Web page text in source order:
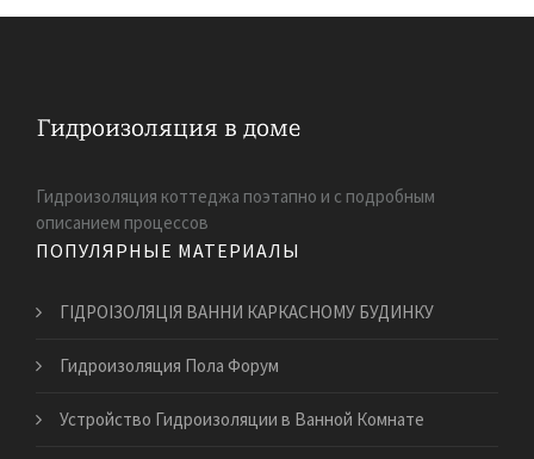
Гидроизоляция коттеджа поэтапно и с подробным
описанием процессов
ПОПУЛЯРНЫЕ МАТЕРИАЛЫ
ГІДРОІЗОЛЯЦІЯ ВАННИ КАРКАСНОМУ БУДИНКУ
Гидроизоляция Пола Форум
Устройство Гидроизоляции в Ванной Комнате